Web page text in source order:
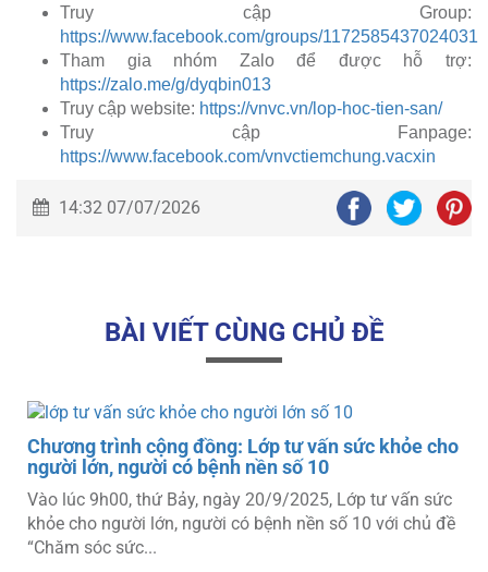
Truy cập Group:
https://www.facebook.com/groups/1172585437024031
Tham gia nhóm Zalo để được hỗ trợ:
https://zalo.me/g/dyqbin013
Truy cập website: https://vnvc.vn/lop-hoc-tien-san/
Truy cập Fanpage:
https://www.facebook.com/vnvctiemchung.vacxin
14:32 07/07/2026
BÀI VIẾT CÙNG CHỦ ĐỀ
Chương trình cộng đồng: Lớp tư vấn sức khỏe cho
người lớn, người có bệnh nền số 10
Vào lúc 9h00, thứ Bảy, ngày 20/9/2025, Lớp tư vấn sức
khỏe cho người lớn, người có bệnh nền số 10 với chủ đề
“Chăm sóc sức...